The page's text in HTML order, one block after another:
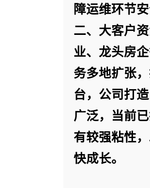
障运维环节
二、大客户
业、龙头房
务多地扩张
台，公司打
广泛，当前
有较强粘性
快成长。